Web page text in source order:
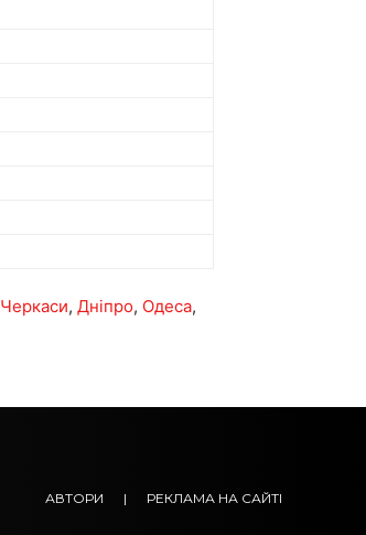
Черкаси, Дніпро, Одеса,
АВТОРИ | РЕКЛАМА НА САЙТІ